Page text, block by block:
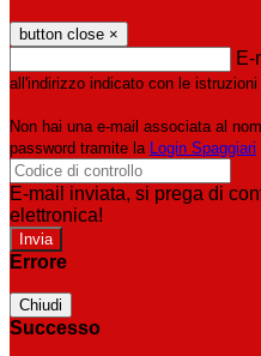
button close ×
E-
all'indirizzo indicato con le
Non hai una e-mail associata al
password tramite la Login Spaggiari
E-mail inviata, si prega di
elettronica!
Errore
Chiudi
Successo